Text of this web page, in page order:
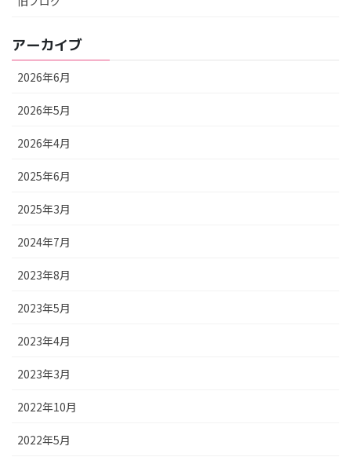
アーカイブ
2026年6月
2026年5月
2026年4月
2025年6月
2025年3月
2024年7月
2023年8月
2023年5月
2023年4月
2023年3月
2022年10月
2022年5月